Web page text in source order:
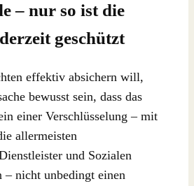
– nur so ist die
geschützt
effektiv absichern will,
bewusst sein, dass das
einer Verschlüsselung – mit
allermeisten
und Sozialen
– nicht unbedingt einen